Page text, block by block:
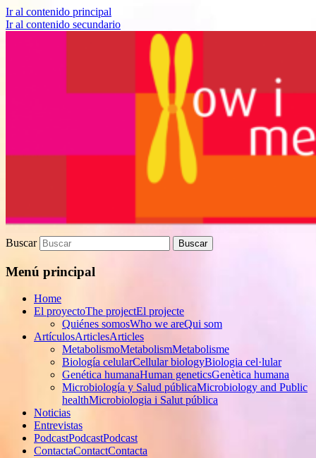
Ir al contenido principal
Ir al contenido secundario
How I met your genes
Proyecto de divulgación científica sobre
Buscar
Menú principal
Home
El proyectoThe projectEl projecte
Quiénes somosWho we areQui som
ArtículosArticlesArticles
MetabolismoMetabolismMetabolisme
Biología celularCellular biologyBiologia cel·lular
Genética humanaHuman geneticsGenètica humana
Microbiología y Salud públicaMicrobiology and Public
healthMicrobiologia i Salut pública
Noticias
Entrevistas
PodcastPodcastPodcast
ContactaContactContacta